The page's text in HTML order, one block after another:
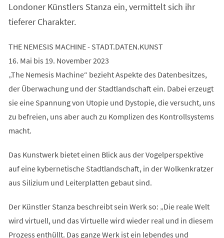
Londoner Künstlers Stanza ein, vermittelt sich ihr
tieferer Charakter.
THE NEMESIS MACHINE - STADT.DATEN.KUNST
16. Mai bis 19. November 2023
„The Nemesis Machine“ bezieht Aspekte des Datenbesitzes,
der Überwachung und der Stadtlandschaft ein. Dabei erzeugt
sie eine Spannung von Utopie und Dystopie, die versucht, uns
zu befreien, uns aber auch zu Komplizen des Kontrollsystems
macht.
Das Kunstwerk bietet einen Blick aus der Vogelperspektive
auf eine kybernetische Stadtlandschaft, in der Wolkenkratzer
aus Silizium und Leiterplatten gebaut sind.
Der Künstler Stanza beschreibt sein Werk so: „Die reale Welt
wird virtuell, und das Virtuelle wird wieder real und in diesem
Prozess enthüllt. Das ganze Werk ist ein lebendes und